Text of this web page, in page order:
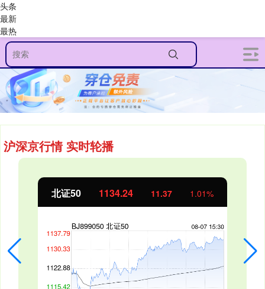
沪深京行情 实时轮播
北证50 1134.24 11.37 1.01%
头条
最新
最热